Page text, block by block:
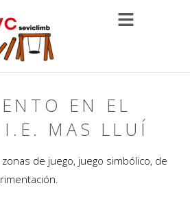
EN EL
MAS LLUÍ
de juego, juego simbólico, de